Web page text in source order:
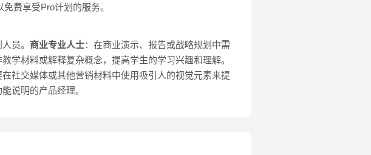
免费享受Pro计划的服务。
员。 商业专业人士：在商业演示、报告或战略规划中需
学材料或解释复杂概念，提高学生的学习兴趣和理解。
在社交媒体或其他营销材料中使用吸引人的视觉元素来提
说明的产品经理。